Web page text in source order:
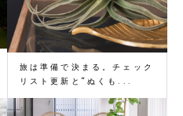
旅は準備で決まる。チェック
リスト更新と“ぬくも...